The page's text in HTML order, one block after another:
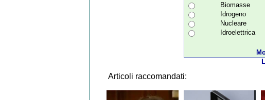
Biomasse
Idrogeno
Nucleare
Idroelettrica
Articoli raccomandati: